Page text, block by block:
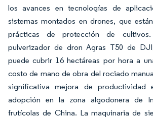
los avances en tecnologías de
sistemas montados en drones, que
prácticas de protección de
pulverizador de dron Agras T50 de
puede cubrir 16 hectáreas por hora a
costo de mano de obra del rociado
significativa mejora de productividad
adopción en la zona algodonera de
frutícolas de China. La maquinaria de